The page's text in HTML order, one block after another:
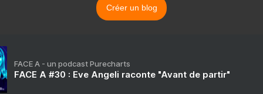
Créer un blog
FACE A - un podcast Purecharts
FACE A #30 : Eve Angeli raconte "Avant de partir"